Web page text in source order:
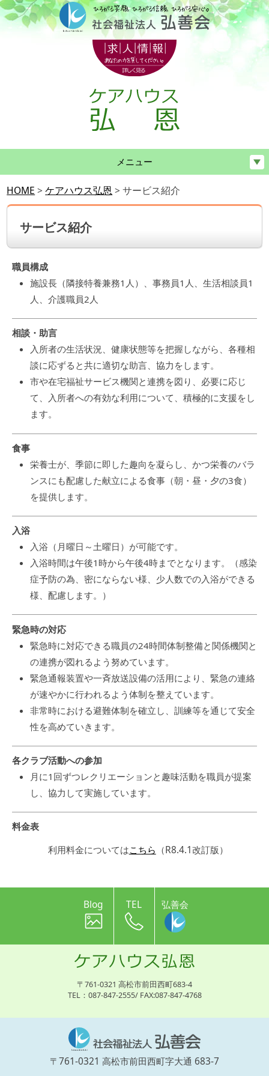
メニュー
HOME >ケアハウス弘恩>サービス紹介
サービス紹介
職員構成
施設長（隣接特養兼務1人）、事務員1人、生活相談員1
人、介護職員2人
相談・助言
入所者の生活状況、健康状態等を把握しながら、各種相
談に応ずると共に適切な助言、協力をします。
市や在宅福祉サービス機関と連携を図り、必要に応じ
て、入所者への有効な利用について、積極的に支援をし
ます。
食事
栄養士が、季節に即した趣向を凝らし、かつ栄養のバラ
ンスにも配慮した献立による食事（朝・昼・夕の3食）
を提供します。
入浴
入浴（月曜日～土曜日）が可能です。
入浴時間は午後1時から午後4時までとなります。（感染
症予防の為、密にならない様、少人数での入浴ができる
様、配慮します。）
緊急時の対応
緊急時に対応できる職員の24時間体制整備と関係機関と
の連携が図れるよう努めています。
緊急通報装置や一斉放送設備の活用により、緊急の連絡
が速やかに行われるよう体制を整えています。
非常時における避難体制を確立し、訓練等を通じて安全
性を高めていきます。
各クラブ活動への参加
月に1回ずつレクリエーションと趣味活動を職員が提案
し、協力して実施しています。
料金表
利用料金についてはこちら （R8.4.1改訂版）
Blog TEL 弘善会
〒761-0321 高松市前田西町683-4
TEL：087-847-2555/ FAX:087-847-4768
〒761-0321 高松市前田西町字大通 683-7